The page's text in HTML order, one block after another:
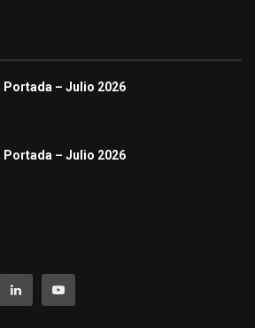
Portada – Julio 2026
Portada – Julio 2026